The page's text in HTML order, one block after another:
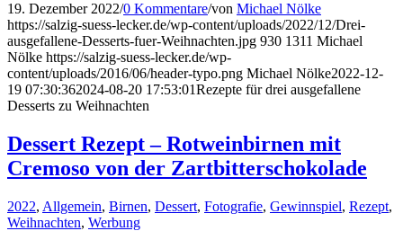
19. Dezember 2022/0 Kommentare/von Michael Nölke
https://salzig-suess-lecker.de/wp-content/uploads/2022/12/Drei-
ausgefallene-Desserts-fuer-Weihnachten.jpg 930 1311 Michael
Nölke https://salzig-suess-lecker.de/wp-
content/uploads/2016/06/header-typo.png Michael Nölke2022-12-
19 07:30:362024-08-20 17:53:01Rezepte für drei ausgefallene
Desserts zu Weihnachten
Dessert Rezept – Rotweinbirnen mit
Cremoso von der Zartbitterschokolade
2022, Allgemein, Birnen, Dessert, Fotografie, Gewinnspiel, Rezept,
Weihnachten, Werbung